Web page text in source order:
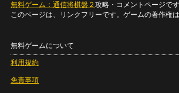
無料ゲーム：通信将棋盤２ 攻略・コメントページです
このページは、リンクフリーです。ゲームの著作権
無料ゲームについて
利用規約
免責事項